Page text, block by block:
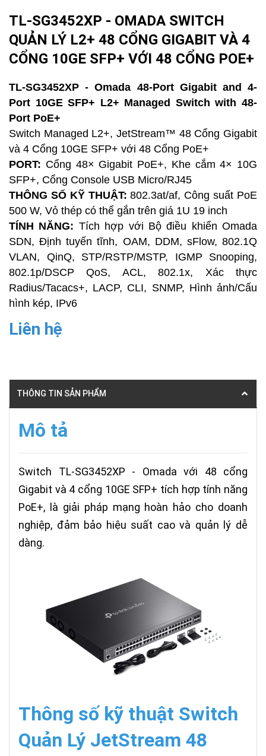
TL-SG3452XP - OMADA SWITCH
QUẢN LÝ L2+ 48 CỔNG GIGABIT VÀ 4
CỔNG 10GE SFP+ VỚI 48 CỔNG POE+
TL-SG3452XP - Omada 48-Port Gigabit and 4-
Port 10GE SFP+ L2+ Managed Switch with 48-
Port PoE+
Switch Managed L2+, JetStream™ 48 Cổng Gigabit
và 4 Cổng 10GE SFP+ với 48 Cổng PoE+
PORT: Cổng 48× Gigabit PoE+, Khe cắm 4× 10G
SFP+, Cổng Console USB Micro/RJ45
THÔNG SỐ KỸ THUẬT: 802.3at/af, Công suất PoE
500 W, Vỏ thép có thể gắn trên giá 1U 19 inch
TÍNH NĂNG: Tích hợp với Bộ điều khiển Omada
SDN, Định tuyến tĩnh, OAM, DDM, sFlow, 802.1Q
VLAN, QinQ, STP/RSTP/MSTP, IGMP Snooping,
802.1p/DSCP QoS, ACL, 802.1x, Xác thực
Radius/Tacacs+, LACP, CLI, SNMP, Hình ảnh/Cấu
hình kép, IPv6
Liên hệ
THÔNG TIN SẢN PHẨM
Mô tả
Switch TL-SG3452XP - Omada với 48 cổng
Gigabit và 4 cổng 10GE SFP+ tích hợp tính năng
PoE+, là giải pháp mạng hoàn hảo cho doanh
nghiệp, đảm bảo hiệu suất cao và quản lý dễ
dàng.
Thông số kỹ thuật Switch
Quản Lý JetStream 48